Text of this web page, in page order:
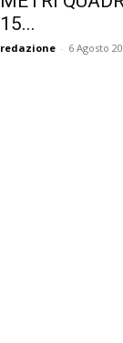
15...
redazione - 6 Agosto